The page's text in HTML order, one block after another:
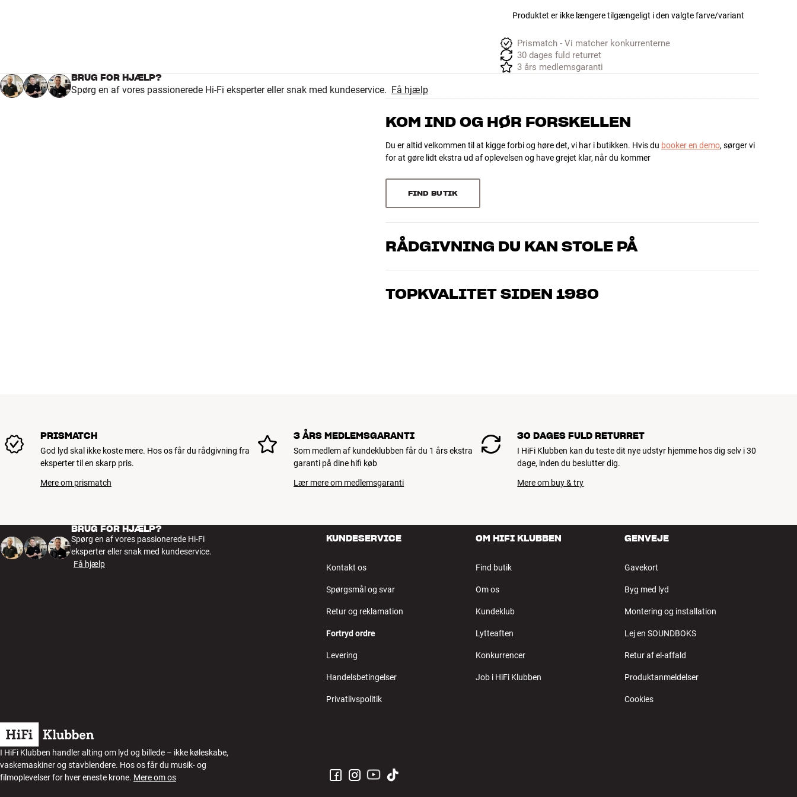
Produktet er ikke længere tilgængeligt i den valgte farve/variant
Prismatch - Vi matcher konkurrenterne
30 dages fuld returret
3 års medlemsgaranti
BRUG FOR HJÆLP?
Spørg en af vores passionerede Hi-Fi eksperter eller snak med kundeservice. Få hjælp
KOM IND OG HØR FORSKELLEN
Du er altid velkommen til at kigge forbi og høre det, vi har i butikken. Hvis du booker en demo, sørger vi
for at gøre lidt ekstra ud af oplevelsen og have grejet klar, når du kommer
FIND BUTIK
RÅDGIVNING DU KAN STOLE PÅ
Vores medarbejdere er ægte entusiaster, som kender produkterne og brænder for den gode lyd til både
dig og dit budget
TOPKVALITET SIDEN 1980
PRISMATCH
God lyd skal ikke koste mere. Hos os får du rådgivning fra
eksperter til en skarp pris.
Mere om prismatch
3 ÅRS MEDLEMSGARANTI
Som medlem af kundeklubben får du 1 års ekstra
garanti på dine hifi køb
Lær mere om medlemsgaranti
30 DAGES FULD RETURRET
I HiFi Klubben kan du teste dit nye udstyr hjemme hos dig selv i 30
dage, inden du beslutter dig.
Mere om buy & try
BRUG FOR HJÆLP?
Spørg en af vores passionerede Hi-Fi
eksperter eller snak med kundeservice.
Få hjælp
KUNDESERVICE
Kontakt os
Spørgsmål og svar
Retur og reklamation
Fortryd ordre
Levering
Handelsbetingelser
Privatlivspolitik
OM HIFI KLUBBEN
Find butik
Om os
Kundeklub
Lytteaften
Konkurrencer
Job i HiFi Klubben
GENVEJE
Gavekort
Byg med lyd
Montering og installation
Lej en SOUNDBOKS
Retur af el-affald
Produktanmeldelser
Cookies
I HiFi Klubben handler alting om lyd og billede – ikke køleskabe,
vaskemaskiner og stavblendere. Hos os får du musik- og
filmoplevelser for hver eneste krone. Mere om os